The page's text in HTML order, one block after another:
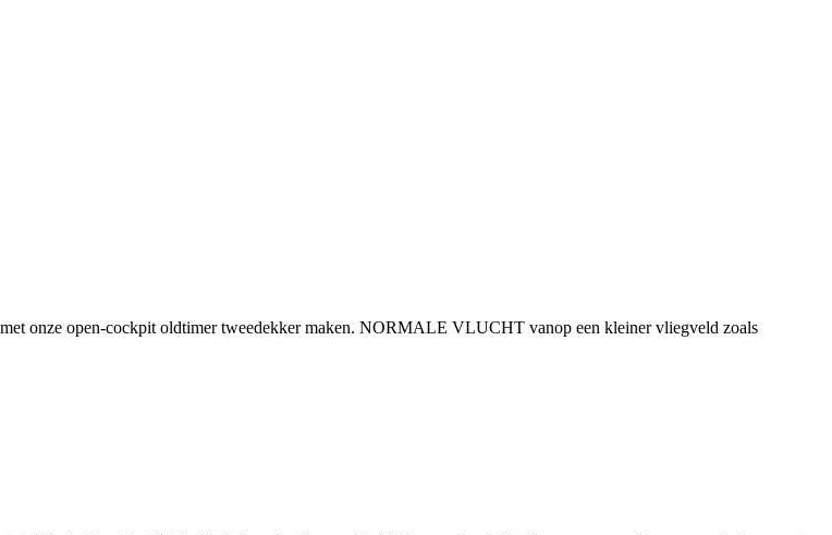
onze open-cockpit oldtimer tweedekker maken. NORMALE VLUCHT vanop een kleiner vliegveld zoals